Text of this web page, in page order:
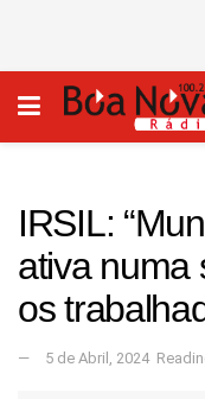
IRSIL:
ativa numa
os
5 de Abril, 2024